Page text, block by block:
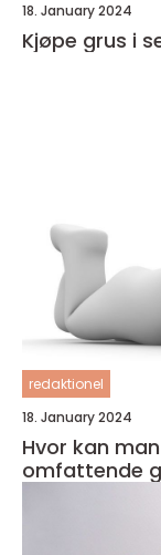
18. January 2024
Kjøpe grus i
redaktionel
18. January 2024
Hvor kan
omfattende